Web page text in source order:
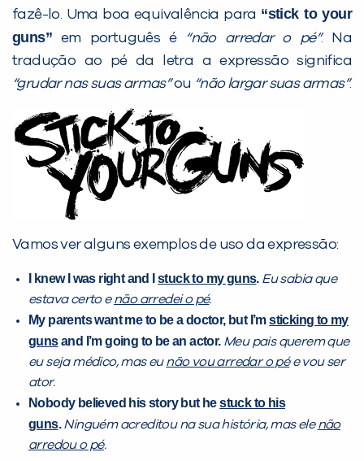
fazê-lo. Uma boa equivalência para “stick to your
guns” em português é “não arredar o pé”. Na
tradução ao pé da letra a expressão significa
“grudar nas suas armas”ou “não largar suas armas”.
Vamos ver alguns exemplos de uso da expressão:
I knew I was right and I stuck to my guns.Eu sabia que
estava certo enão arredei o pé.
My parents want me to be a doctor, but I’msticking to my
gunsand I’m going to be an actor. Meu pais querem que
eu seja médico, mas eunão vou arredar o pée vou ser
ator.
Nobody believed his story but hestuck to his
guns.Ninguém acreditou na sua história, mas elenão
arredou o pé.
Não encontramos nenhuma unidade
inFlux nesta cidade ou bairro que
você digitou.
já vamos te colocar em contato
com a: